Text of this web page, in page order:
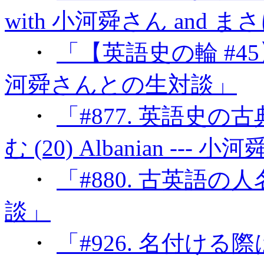
with 小河舜さん and ま
・
「【英語史の輪
河舜さんとの生対談」
・
「#877. 英語史の
む (20) Albanian --- 小河
・
「#880. 古英語の
談」
・
「#926. 名付ける